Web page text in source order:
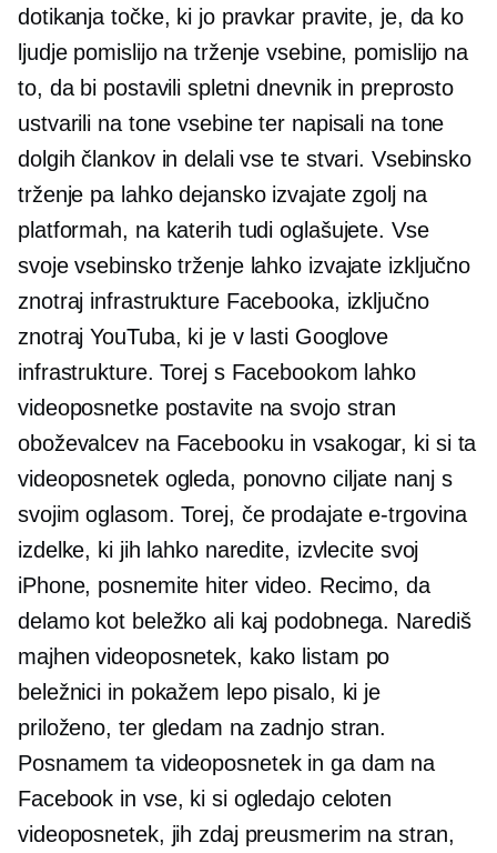
dotikanja točke, ki jo pravkar pravite, je, da ko
ljudje pomislijo na trženje vsebine, pomislijo na
to, da bi postavili spletni dnevnik in preprosto
ustvarili na tone vsebine ter napisali na tone
dolgih člankov in delali vse te stvari. Vsebinsko
trženje pa lahko dejansko izvajate zgolj na
platformah, na katerih tudi oglašujete. Vse
svoje vsebinsko trženje lahko izvajate izključno
znotraj infrastrukture Facebooka, izključno
znotraj YouTuba, ki je v lasti Googlove
infrastrukture. Torej s Facebookom lahko
videoposnetke postavite na svojo stran
oboževalcev na Facebooku in vsakogar, ki si ta
videoposnetek ogleda, ponovno ciljate nanj s
svojim oglasom. Torej, če prodajatee-trgovina
izdelke, ki jih lahko naredite, izvlecite svoj
iPhone, posnemite hiter video. Recimo, da
delamo kot beležko ali kaj podobnega. Narediš
majhen videoposnetek, kako listam po
beležnici in pokažem lepo pisalo, ki je
priloženo, ter gledam na zadnjo stran.
Posnamem ta videoposnetek in ga dam na
Facebook in vse, ki si ogledajo celoten
videoposnetek, jih zdaj preusmerim na stran,